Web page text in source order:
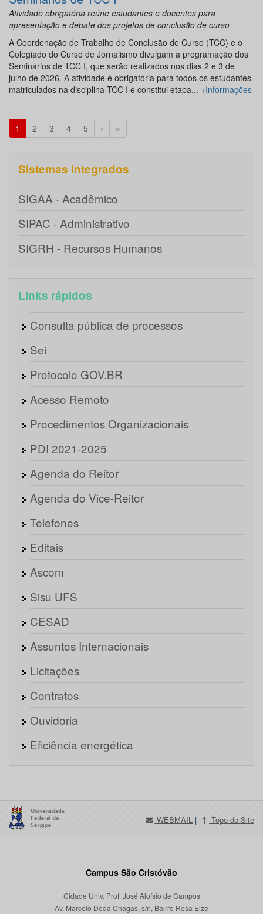
Atividade obrigatória reúne estudantes e docentes para
apresentação e debate dos projetos de conclusão de curso
A Coordenação de Trabalho de Conclusão de Curso (TCC) e o
Colegiado do Curso de Jornalismo divulgam a programação dos
Seminários de TCC I, que serão realizados nos dias 2 e 3 de
julho de 2026. A atividade é obrigatória para todos os estudantes
matriculados na disciplina TCC I e constitui etapa... +Informações
1 2 3 4 5 › »
Sistemas integrados
SIGAA - Acadêmico
SIPAC - Administrativo
SIGRH - Recursos Humanos
Links rápidos
Consulta pública de processos
Sei
Protocolo GOV.BR
Acesso Remoto
Procedimentos Organizacionais
PDI 2021-2025
Agenda do Reitor
Agenda do Vice-Reitor
Telefones
Editais
Ascom
Sisu UFS
CESAD
Assuntos Internacionais
Licitações
Contratos
Ouvidoria
Eficiência energética
WEBMAIL | Topo do Site
Campus São Cristóvão
Cidade Univ. Prof. José Aloísio de Campos
Av. Marcelo Deda Chagas, s/n, Bairro Rosa Elze